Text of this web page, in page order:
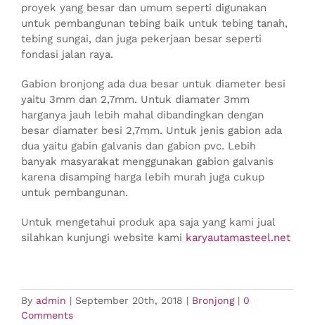
proyek yang besar dan umum seperti digunakan
untuk pembangunan tebing baik untuk tebing tanah,
tebing sungai, dan juga pekerjaan besar seperti
fondasi jalan raya.
Gabion bronjong ada dua besar untuk diameter besi
yaitu 3mm dan 2,7mm. Untuk diamater 3mm
harganya jauh lebih mahal dibandingkan dengan
besar diamater besi 2,7mm. Untuk jenis gabion ada
dua yaitu gabin galvanis dan gabion pvc. Lebih
banyak masyarakat menggunakan gabion galvanis
karena disamping harga lebih murah juga cukup
untuk pembangunan.
Untuk mengetahui produk apa saja yang kami jual
silahkan kunjungi website kami karyautamasteel.net
By admin | September 20th, 2018 | Bronjong | 0
Comments